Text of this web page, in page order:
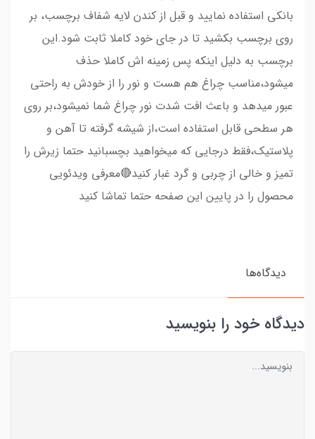
بانکی استفاده نمایید و قبل از کندن لایه شفاف برچسب، بر
روی برچسب بکشید تا در جای خود کاملا ثابت شود.این
برچسب به دلیل اینکه پس زمینه اش کاملا حذف
میشود،مناسب چراغ هم هست و نور را از خودش به راحتی
عبور میدهد و باعث افت شدت نور چراغ شما نمیشود،بر روی
هر سطحی قابل استفاده است،از شیشه گرفته تا آهن و
پلاستیک،فقط درجایی که میخواهید بچسبانید حتما زیرش را
تمیز و خالی از چربی و گرد غبار کنید🔴معرفی ویدئویی
محصول را در پایین این صفحه حتما تماشا کنید
دیدگاه‌ها
دیدگاه خود را بنویسید